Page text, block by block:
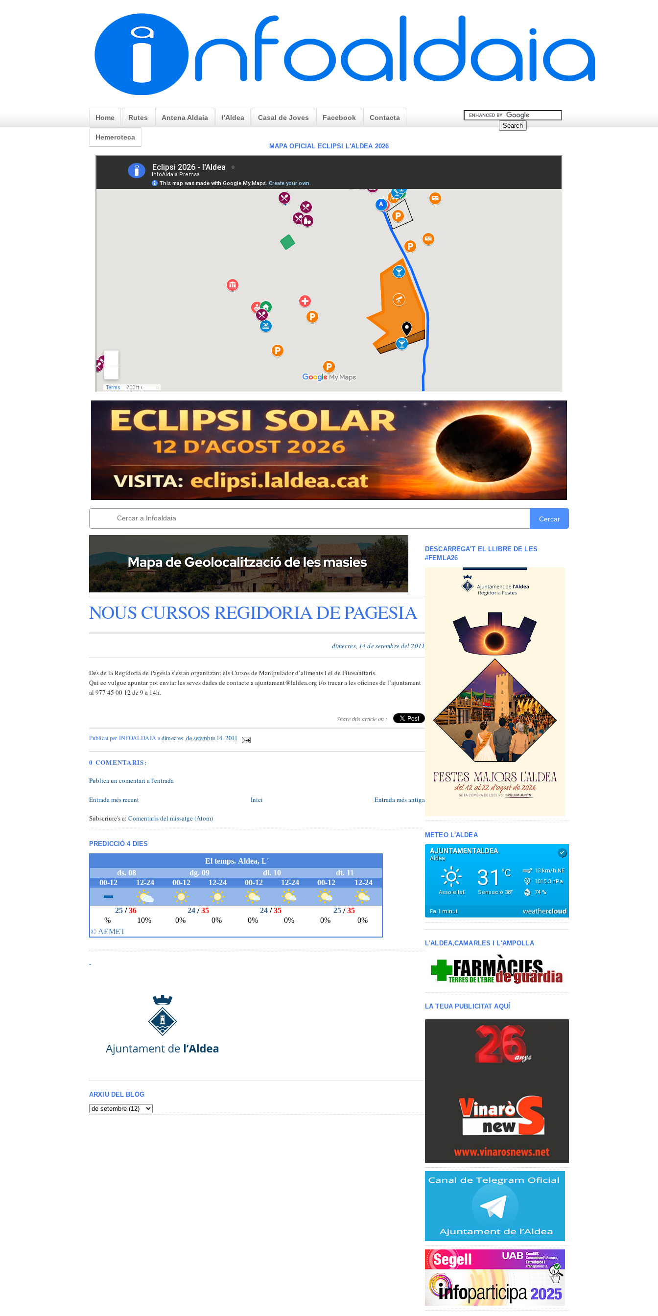
Home Rutes Antena Aldaia l'Aldea Casal de Joves Facebook Contacta
Hemeroteca
MAPA OFICIAL ECLIPSI L'ALDEA 2026
Cercar
NOUS CURSOS REGIDORIA DE PAGESIA
dimecres, 14 de setembre del 2011
Des de la Regidoria de Pagesia s’estan organitzant els Cursos de Manipulador d’aliments i el de Fitosanitaris.
Qui ee vulgue apuntar pot enviar les seves dades de contacte a ajuntament@laldea.org i/o trucar a les oficines de l’ajuntament
al 977 45 00 12 de 9 a 14h.
Share this article on :
Publicat per INFOALDAIAadimecres, de setembre 14, 2011
0 COMENTARIS:
Publica un comentari a l'entrada
Entrada més recent Entrada més antiga
Inici
Subscriure's a: Comentaris del missatge (Atom)
PREDICCIÓ 4 DIES
-
ARXIU DEL BLOG
DESCARREGA'T EL LLIBRE DE LES
#FEMLA26
METEO L'ALDEA
L'ALDEA,CAMARLES I L'AMPOLLA
LA TEUA PUBLICITAT AQUÍ